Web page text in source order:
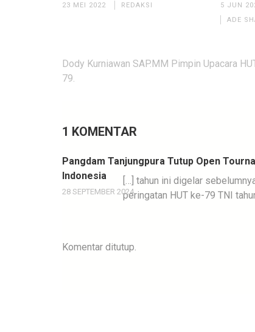
23 MEI 2022 REDAKSI
5 JUN
ADE
Navigasi
pos
Dody Kurniawan SAP.MM Pimpin Upacara
79.
1 KOMENTAR
Pangdam Tanjungpura Tutup Open
Indonesia
28 SEPTEMBER 2024
[…] tahun ini digelar
peringatan HUT ke-79 TNI
Komentar ditutup.